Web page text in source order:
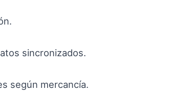
sincronizados.
según mercancía.